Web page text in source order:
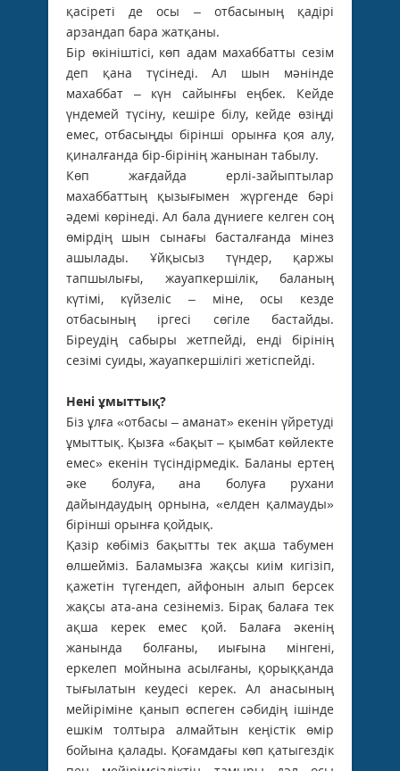
қасіреті де осы – отбасының қадірі
арзандап бара жатқаны.
Бір өкініштісі, көп адам махаббатты сезім
деп қана түсінеді. Ал шын мәнінде
махаббат – күн сайынғы еңбек. Кейде
үндемей түсіну, кешіре білу, кейде өзіңді
емес, отбасыңды бірінші орынға қоя алу,
қиналғанда бір-бірінің жанынан табылу.
Көп жағдайда ерлі-зайыптылар
махаббаттың қызығымен жүргенде бәрі
әдемі көрінеді. Ал бала дүниеге келген соң
өмірдің шын сынағы басталғанда мінез
ашылады. Ұйқысыз түндер, қаржы
тапшылығы, жауапкершілік, баланың
күтімі, күйзеліс – міне, осы кезде
отбасының іргесі сөгіле ­бастайды.
Біреудің сабыры жетпейді, енді бірінің
сезімі суиды, жауапкершілігі жетіспейді.
Нені ұмыттық?
Біз ұлға «отбасы – аманат» екенін үйретуді
ұмыттық. Қызға «бақыт – қымбат көйлекте
емес» екенін түсіндірмедік. Баланы ертең
әке болуға, ана болуға рухани
дайындаудың орнына, «елден қалмауды»
бірінші орынға қойдық.
Қазір көбіміз бақытты тек ақша табумен
өлшейміз. Баламызға жақсы киім кигізіп,
қажетін түгендеп, айфонын алып берсек
жақсы ата-ана сезінеміз. Бірақ балаға тек
ақша керек емес қой. Балаға әкенің
жанында болғаны, иығына мінгені,
еркелеп мойнына асылғаны, қорыққанда
тығылатын кеудесі керек. Ал анасының
мейіріміне қанып өспеген сәбидің ішінде
ешкім толтыра алмайтын кеңістік өмір
бойына қалады. Қоғамдағы көп қатыгездік